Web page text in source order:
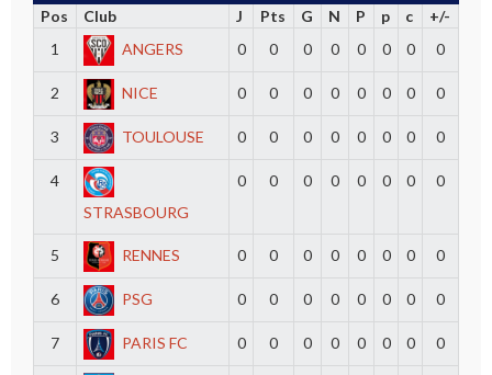
Pos Club J Pts G N P p c
+/-
1
ANGERS 0 0 0 0 0 0 0 0
2 NICE 0 0 0 0 0 0 0 0
3 TOULOUSE 0 0 0 0 0 0 0 0
4
STRASBOURG
0 0 0 0 0 0 0 0
5 RENNES 0 0 0 0 0 0 0 0
6 PSG 0 0 0 0 0 0 0 0
7 PARIS FC 0 0 0 0 0 0 0 0